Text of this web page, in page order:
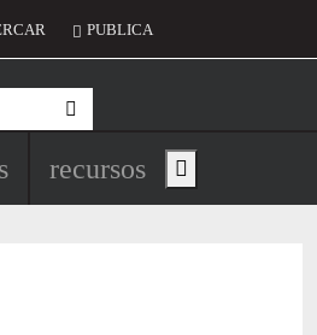
del compte d'usuari
PUBLICA
principal de
recursos Show main menu